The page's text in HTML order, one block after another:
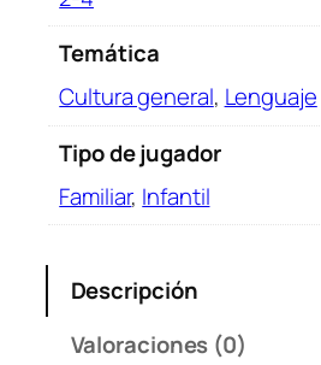
Temática
Cultura general, Lenguaje
Tipo de jugador
Familiar, Infantil
Descripción
Valoraciones (0)